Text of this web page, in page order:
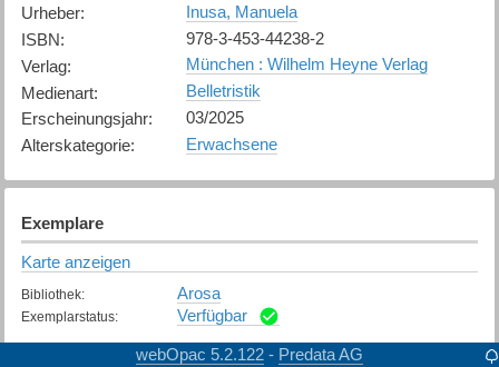
Urheber:
Inusa, Manuela
ISBN:
978-3-453-44238-2
Verlag:
München : Wilhelm Heyne Verlag
Medienart:
Belletristik
Erscheinungsjahr:
03/2025
Alterskategorie: Erwachsene
Exemplare
Karte anzeigen
Bibliothek: Arosa
Exemplarstatus: Verfügbar
Bonaduz
webOpac 5.2.122 - Predata AG